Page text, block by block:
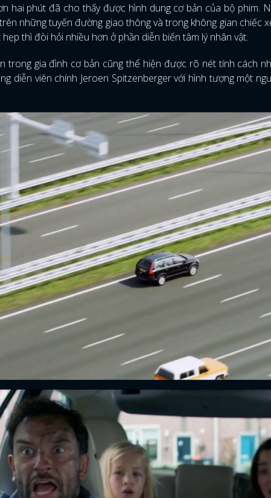
hai phút đã cho thấy được hình dung cơ bản của bộ phim.
những tuyến đường giao thông và trong không gian chiếc
hẹp thì đòi hỏi nhiều hơn ở phần diễn biến tâm lý nhân vật.
trong gia đình cơ bản cũng thể hiện được rõ nét tính cách
diễn viên chính Jeroen Spitzenberger với hình tượng một